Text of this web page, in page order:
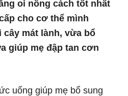
oi nồng cách tốt nhất
cho cơ thể mình
mát lành, vừa bổ
giúp mẹ đập tan cơn
uống giúp mẹ bổ sung